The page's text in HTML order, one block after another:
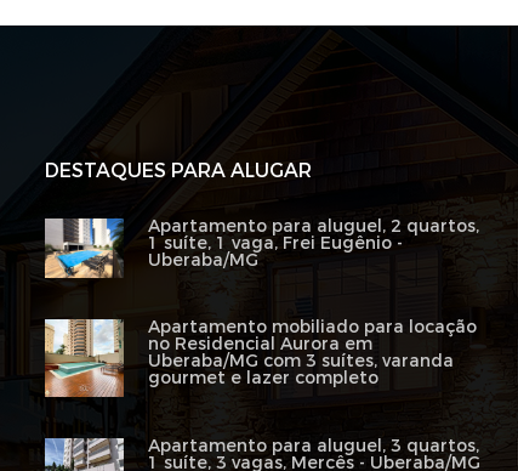
DESTAQUES PARA ALUGAR
Apartamento para aluguel, 2 quartos,
1 suíte, 1 vaga, Frei Eugênio -
Uberaba/MG
Apartamento mobiliado para locação
no Residencial Aurora em
Uberaba/MG com 3 suítes, varanda
gourmet e lazer completo
Apartamento para aluguel, 3 quartos,
1 suíte, 3 vagas, Mercês - Uberaba/MG